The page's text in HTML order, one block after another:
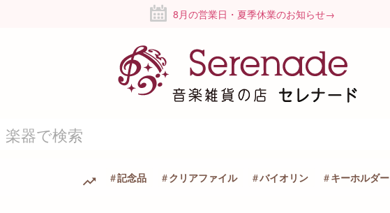
8月の営業日・夏季休業のお知らせ→
記念品 クリアファイル バイオリン キーホルダー